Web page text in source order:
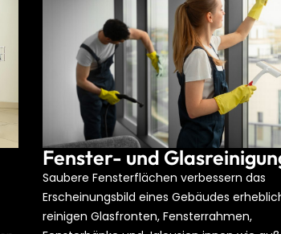
Fenster- und
Saubere Fensterflächen verbessern das
Erscheinungsbild eines Gebäudes
reinigen Glasfronten, Fensterrahmen,